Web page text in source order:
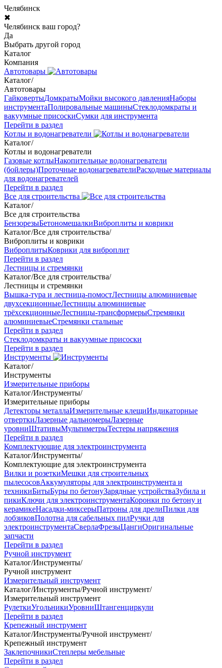
Челябинск
✖
Челябинск ваш город?
Да
Выбрать другой город
Каталог
Компания
Автотовары
Каталог/
Автотовары
ГайковертыДомкратыМойки высокого давленияНаборы
инструментаПолировальные машиныСтеклодомкраты и
вакуумные присоскиСумки для инструмента
Перейти в раздел
Котлы и водонагреватели
Каталог/
Котлы и водонагреватели
Газовые котлыНакопительные водонагреватели
(бойлеры)Проточные водонагревателиРасходные материалы
для водонагревателей
Перейти в раздел
Все для строительства
Каталог/
Все для строительства
БензорезыБетономешалкиВиброплиты и коврики
Каталог/Все для строительства/
Виброплиты и коврики
ВиброплитыКоврики для виброплит
Перейти в раздел
Лестницы и стремянки
Каталог/Все для строительства/
Лестницы и стремянки
Вышка-тура и лестница-помостЛестницы алюминиевые
двухсекционныеЛестницы алюминиевые
трёхсекционныеЛестницы-трансформерыСтремянки
алюминиевыеСтремянки стальные
Перейти в раздел
Стеклодомкраты и вакуумные присоски
Перейти в раздел
Инструменты
Каталог/
Инструменты
Измерительные приборы
Каталог/Инструменты/
Измерительные приборы
Детекторы металлаИзмерительные клещиИндикаторные
отверткиЛазерные дальномерыЛазерные
уровниШтативыМультиметрыТестеры напряжения
Перейти в раздел
Комплектующие для электроинструмента
Каталог/Инструменты/
Комплектующие для электроинструмента
Вилки и розеткиМешки для строительных
пылесосовАккумуляторы для электроинструмента и
техникиБитыБуры по бетонуЗарядные устройстваЗубила и
пикиКлючи для электроинструментаКоронки по бетону и
керамикеНасадки-миксерыПатроны для дрелиПилки для
лобзиковПолотна для сабельных пилРучки для
электроинструментаСверлаФрезыЦангиОригинальные
запчасти
Перейти в раздел
Ручной инструмент
Каталог/Инструменты/
Ручной инструмент
Измерительный инструмент
Каталог/Инструменты/Ручной инструмент/
Измерительный инструмент
РулеткиУгольникиУровниШтангенциркули
Перейти в раздел
Крепежный инструмент
Каталог/Инструменты/Ручной инструмент/
Крепежный инструмент
ЗаклепочникиСтеплеры мебельные
Перейти в раздел